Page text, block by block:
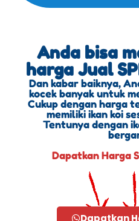
Anda bisa
harga Jual
Dan kabar baiknya,
kocek banyak untuk
Cukup dengan harga
memiliki ikan koi
Tentunya dengan
Dapatkan Harga
Dapatkan